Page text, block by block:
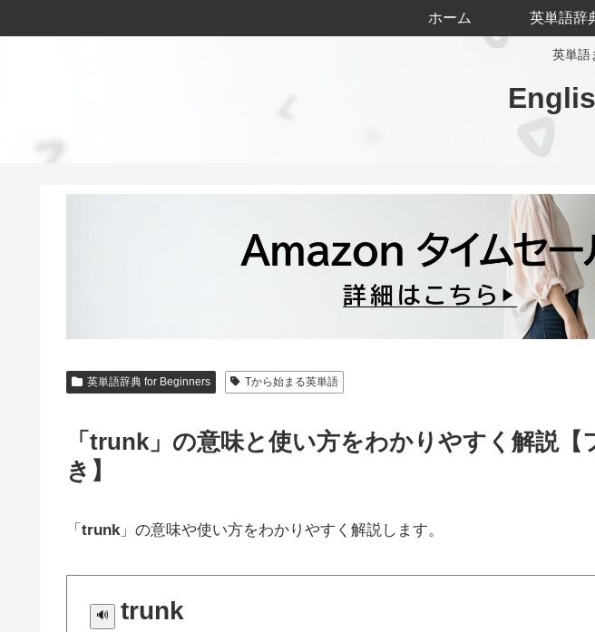
英単語
ホーム
英単語辞典 for Beginners Tから始まる英単語
「trunk」の意味と使い方をわかりやすく解説【
き】
「 trunk」の意味や使い方をわかりやすく解説します。
trunk